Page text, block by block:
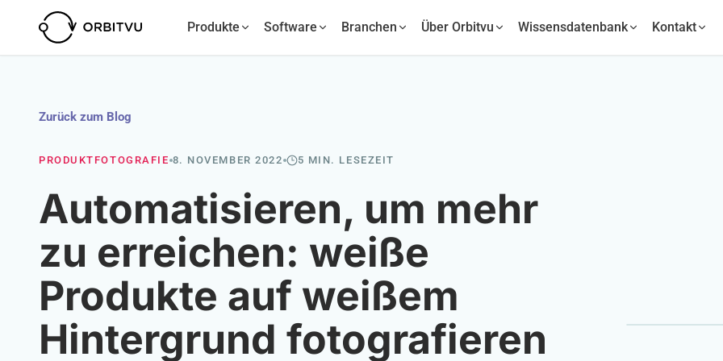
Produkte Software Branchen Über Orbitvu Wissensdatenbank Kontakt
Zurück zum Blog
PRODUKTFOTOGRAFIE 8. NOVEMBER 2022 5 MIN. LESEZEIT
Automatisieren, um mehr
zu erreichen: weiße
Produkte auf weißem
Hintergrund fotografieren